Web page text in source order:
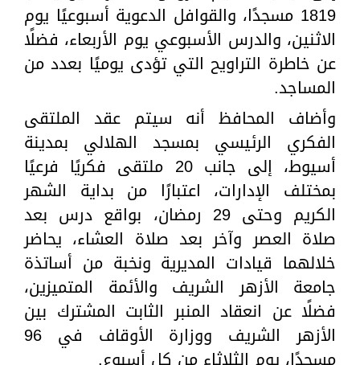
1819 مسجدًا، والقوافل الدعوية أسبوعيًا يوم
الاثنين، والدرس الأسبوعي يوم الأربعاء، فضلًا
عن خاطرة التراويح التي تؤدى يوميًا بعدد من
المساجد.
وأضاف المحافظ أنه سيتم عقد الملتقى
الفكري الرئيسي بمسجد الهلالي بمدينة
أسيوط، إلى جانب 20 ملتقى فكريًا فرعيًا
بمختلف الإدارات، اعتبارًا من بداية الشهر
الكريم وحتى 29 رمضان، بواقع درس بعد
صلاة العصر وآخر بعد صلاة العشاء، يحاضر
خلالهما قيادات المديرية ونخبة من أساتذة
جامعة الأزهر الشريف والأئمة المتميزين،
فضلًا عن انعقاد المنبر الثابت المشترك بين
الأزهر الشريف ووزارة الأوقاف في 96